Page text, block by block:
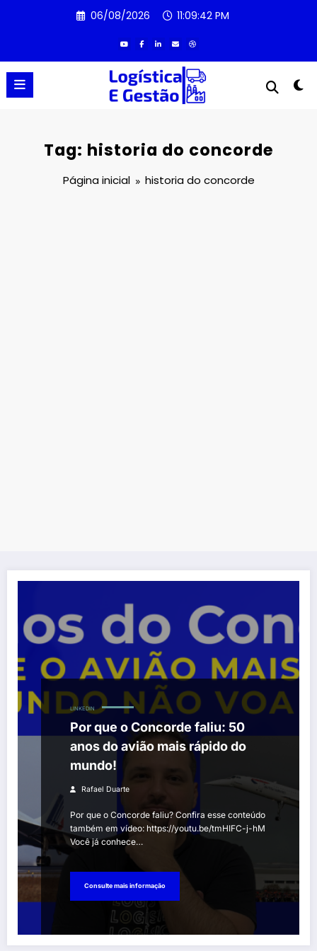
06/08/2026 11:09:42 PM
Tag: historia do concorde
Página inicial historia do concorde
LINKEDIN
Por que o Concorde faliu: 50
anos do avião mais rápido do
mundo!
Rafael Duarte
Por que o Concorde faliu? Confira esse conteúdo
também em vídeo: https://youtu.be/tmHIFC-j-hM
Você já conhece…
Consulte mais informação